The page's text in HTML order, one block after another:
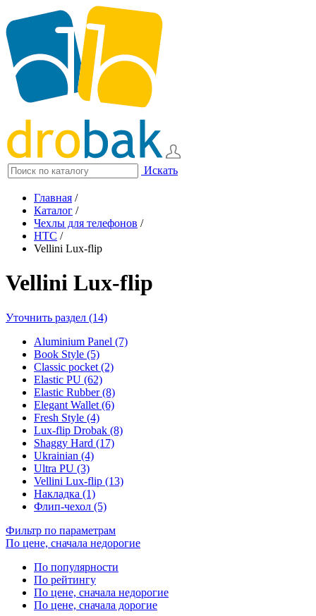
Искать
Главная /
Каталог /
Чехлы для телефонов /
HTC /
Vellini Lux-flip
Vellini Lux-flip
Уточнить раздел (14)
Aluminium Panel (7)
Book Style (5)
Classic pocket (2)
Elastic PU (62)
Elastic Rubber (8)
Elegant Wallet (6)
Fresh Style (4)
Lux-flip Drobak (8)
Shaggy Hard (17)
Ukrainian (4)
Ultra PU (3)
Vellini Lux-flip (13)
Накладка (1)
Флип-чехол (5)
Фильтр по параметрам
По цене, сначала недорогие
По популярности
По рейтингу
По цене, сначала недорогие
По цене, сначала дорогие